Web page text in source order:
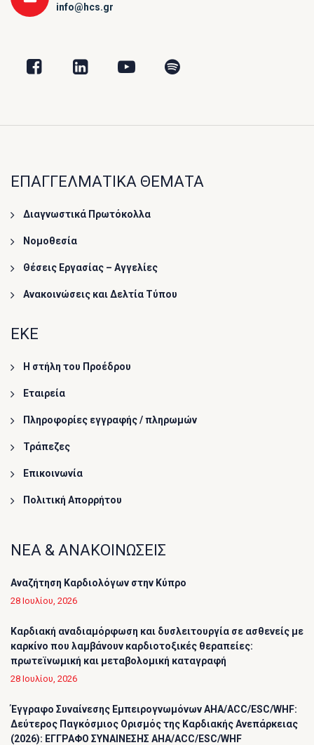
info@hcs.gr
ΕΠΑΓΓΕΛΜΑΤΙΚΑ ΘΕΜΑΤΑ
Διαγνωστικά Πρωτόκολλα
Νομοθεσία
Θέσεις Εργασίας – Αγγελίες
Ανακοινώσεις και Δελτία Τύπου
ΕΚΕ
Η στήλη του Προέδρου
Εταιρεία
Πληροφορίες εγγραφής / πληρωμών
Τράπεζες
Επικοινωνία
Πολιτική Απορρήτου
ΝΕΑ & ΑΝΑΚΟΙΝΩΣΕΙΣ
Αναζήτηση Καρδιολόγων στην Κύπρο
28 Ιουλίου, 2026
Καρδιακή αναδιαμόρφωση και δυσλειτουργία σε ασθενείς με
καρκίνο που λαμβάνουν καρδιοτοξικές θεραπείες:
πρωτεϊνωμική και μεταβολομική καταγραφή
28 Ιουλίου, 2026
Έγγραφο Συναίνεσης Εμπειρογνωμόνων AHA/ACC/ESC/WHF:
Δεύτερος Παγκόσμιος Ορισμός της Καρδιακής Ανεπάρκειας
(2026): ΕΓΓΡΑΦΟ ΣΥΝΑΙΝΕΣΗΣ AHA/ACC/ESC/WHF